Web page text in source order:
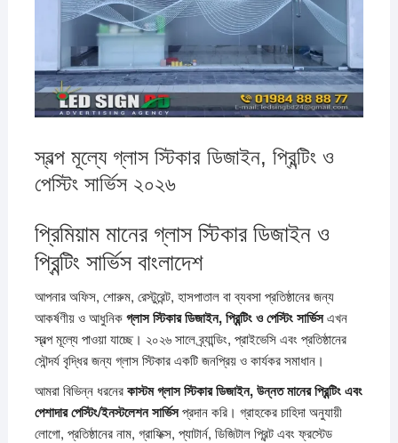
স্বল্প মূল্যে গ্লাস স্টিকার ডিজাইন, প্রিন্টিং ও
পেস্টিং সার্ভিস ২০২৬
প্রিমিয়াম মানের গ্লাস স্টিকার ডিজাইন ও
প্রিন্টিং সার্ভিস বাংলাদেশ
আপনার অফিস, শোরুম, রেস্টুরেন্ট, হাসপাতাল বা ব্যবসা প্রতিষ্ঠানের জন্য
আকর্ষণীয় ও আধুনিকগ্লাস স্টিকার ডিজাইন, প্রিন্টিং ও পেস্টিং সার্ভিসএখন
স্বল্প মূল্যে পাওয়া যাচ্ছে। ২০২৬ সালে ব্র্যান্ডিং, প্রাইভেসি এবং প্রতিষ্ঠানের
সৌন্দর্য বৃদ্ধির জন্য গ্লাস স্টিকার একটি জনপ্রিয় ও কার্যকর সমাধান।
আমরা বিভিন্ন ধরনেরকাস্টম গ্লাস স্টিকার ডিজাইন, উন্নত মানের প্রিন্টিং এবং
পেশাদার পেস্টিং/ইনস্টলেশন সার্ভিসপ্রদান করি। গ্রাহকের চাহিদা অনুযায়ী
লোগো, প্রতিষ্ঠানের নাম, গ্রাফিক্স, প্যাটার্ন, ডিজিটাল প্রিন্ট এবং ফ্রস্টেড